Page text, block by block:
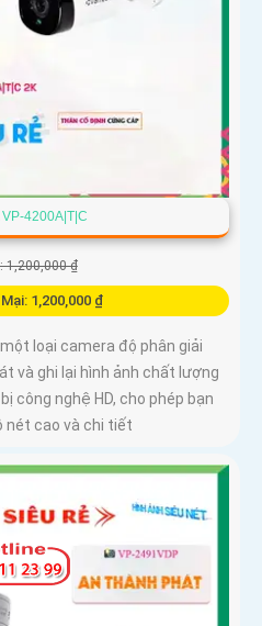
4200A|T|C
1,200,000 ₫
1,200,000 ₫
loại camera độ phân giải
và ghi lại hình ảnh chất lượng
công nghệ HD, cho phép bạn
nét cao và chi tiết